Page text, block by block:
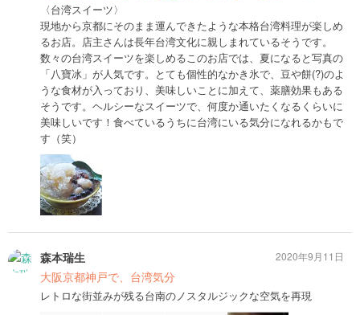
〈台湾スイーツ〉
現地から京都にそのまま運んできたような本格台湾料理が楽しめ
るお店。店主さんは長年台湾文化に親しまれているそうです。
数々の台湾スイーツを楽しめるこのお店では、夏になると写真の
「八寶冰」が人気です。とても個性的なかき氷で、豆や餅(?)のよ
うな食材が入っており、美味しいことに加えて、薬膳効果もある
そうです。ヘルシーなスイーツで、何度か通いたくなるくらいに
美味しいです！食べているうちに台湾にいる気分になれるかもで
す（笑）
森本瑞生
大阪京都神戸で、台湾気分
レトロな街並みが残る台南のノスタルジックな空気を再現
2020年9月11日